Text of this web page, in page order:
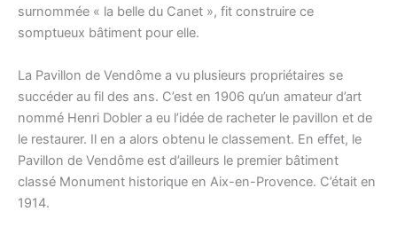
surnommée « la belle du Canet », fit construire ce
somptueux bâtiment pour elle.
La Pavillon de Vendôme a vu plusieurs propriétaires se
succéder au fil des ans. C’est en 1906 qu’un amateur d’art
nommé Henri Dobler a eu l’idée de racheter le pavillon et de
le restaurer. Il en a alors obtenu le classement. En effet, le
Pavillon de Vendôme est d’ailleurs le premier bâtiment
classé Monument historique en Aix-en-Provence. C’était en
1914.